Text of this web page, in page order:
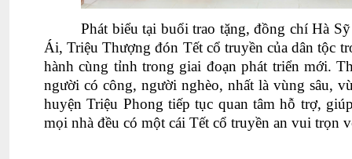
Phát biểu tại buổi trao tặng, đồng chí Hà
Ái, Triệu Thượng đón Tết cổ truyền của dân tộc
hành cùng tỉnh trong giai đoạn phát triển mới.
người có công, người nghèo, nhất là vùng sâu,
huyện Triệu Phong tiếp tục quan tâm hỗ trợ,
mọi nhà đều có một cái Tết cổ truyền an vui trọn